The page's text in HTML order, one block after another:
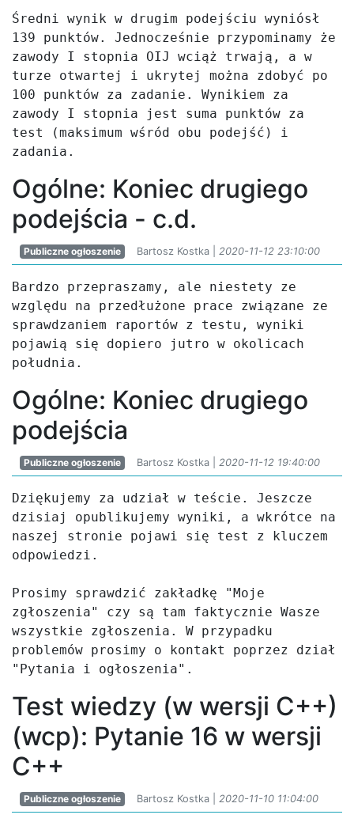
Średni wynik w drugim podejściu wyniósł
139 punktów. Jednocześnie przypominamy że
zawody I stopnia OIJ wciąż trwają, a w
turze otwartej i ukrytej można zdobyć po
100 punktów za zadanie. Wynikiem za
zawody I stopnia jest suma punktów za
test (maksimum wśród obu podejść) i
zadania.
Ogólne: Koniec drugiego
podejścia - c.d.
Publiczne ogłoszenie Bartosz Kostka | 2020-11-12 23:10:00
Bardzo przepraszamy, ale niestety ze
względu na przedłużone prace związane ze
sprawdzaniem raportów z testu, wyniki
pojawią się dopiero jutro w okolicach
południa.
Ogólne: Koniec drugiego
podejścia
Publiczne ogłoszenie Bartosz Kostka | 2020-11-12 19:40:00
Dziękujemy za udział w teście. Jeszcze
dzisiaj opublikujemy wyniki, a wkrótce na
naszej stronie pojawi się test z kluczem
odpowiedzi.
Prosimy sprawdzić zakładkę "Moje
zgłoszenia" czy są tam faktycznie Wasze
wszystkie zgłoszenia. W przypadku
problemów prosimy o kontakt poprzez dział
"Pytania i ogłoszenia".
Test wiedzy (w wersji C++)
(wcp): Pytanie 16 w wersji
C++
Publiczne ogłoszenie Bartosz Kostka | 2020-11-10 11:04:00